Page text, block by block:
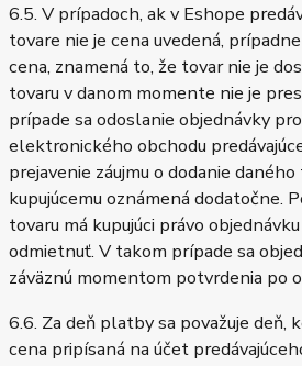
6.5. V prípadoch, ak v Eshope
tovare nie je cena uvedená,
cena, znamená to, že tovar nie je
tovaru v danom momente nie je
prípade sa odoslanie objednávky
elektronického obchodu
prejavenie záujmu o dodanie
kupujúcemu oznámená dodatočne.
tovaru má kupujúci právo
odmietnuť. V takom prípade sa
záväznú momentom potvrdenia po
6.6. Za deň platby sa považuje deň,
cena pripísaná na účet